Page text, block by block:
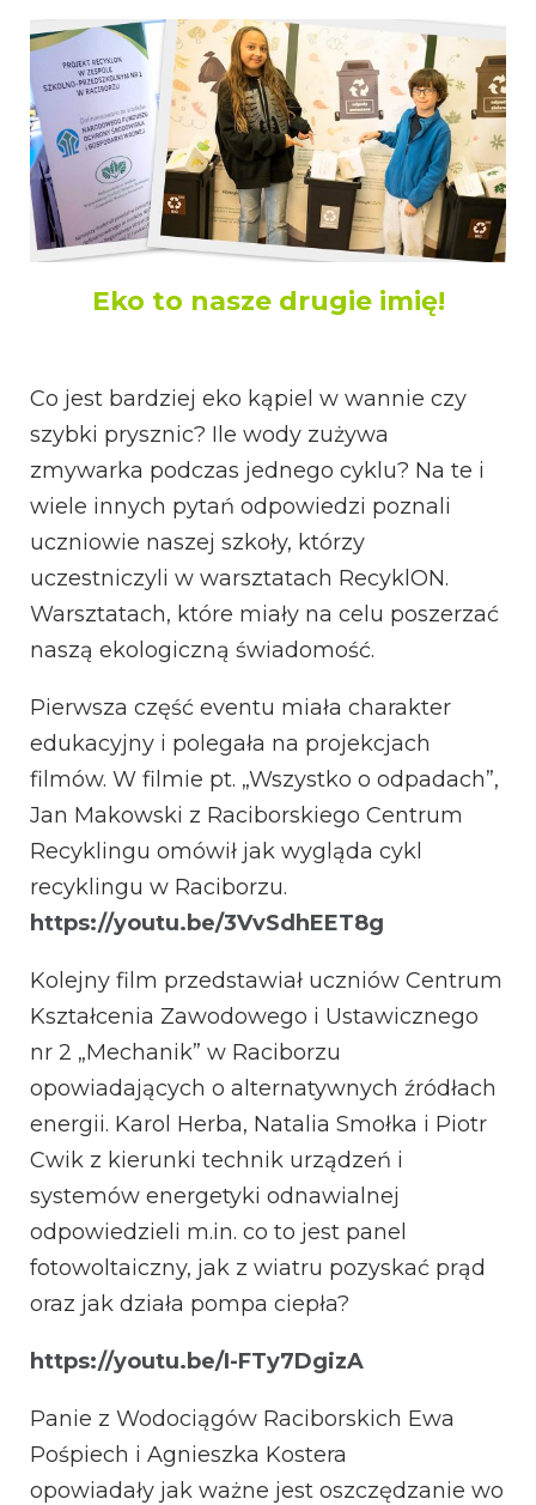
Eko to nasze drugie imię!
Co jest bardziej eko kąpiel w wannie czy
szybki prysznic? Ile wody zużywa
zmywarka podczas jednego cyklu? Na te i
wiele innych pytań odpowiedzi poznali
uczniowie naszej szkoły, którzy
uczestniczyli w warsztatach RecyklON.
Warsztatach, które miały na celu poszerzać
naszą ekologiczną świadomość.
Pierwsza część eventu miała charakter
edukacyjny i polegała na projekcjach
filmów. W filmie pt. „Wszystko o odpadach”,
Jan Makowski z Raciborskiego Centrum
Recyklingu omówił jak wygląda cykl
recyklingu w Raciborzu.
https://youtu.be/3VvSdhEET8g
Kolejny film przedstawiał uczniów Centrum
Kształcenia Zawodowego i Ustawicznego
nr 2 „Mechanik” w Raciborzu
opowiadających o alternatywnych źródłach
energii. Karol Herba, Natalia Smołka i Piotr
Cwik z kierunki technik urządzeń i
systemów energetyki odnawialnej
odpowiedzieli m.in. co to jest panel
fotowoltaiczny, jak z wiatru pozyskać prąd
oraz jak działa pompa ciepła?
https://youtu.be/I-FTy7DgizA
Panie z Wodociągów Raciborskich Ewa
Pośpiech i Agnieszka Kostera
opowiadały jak ważne jest oszczędzanie wo